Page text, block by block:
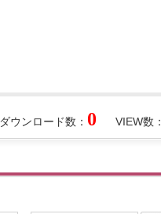
VIEW数：
ダウンロード数： 0